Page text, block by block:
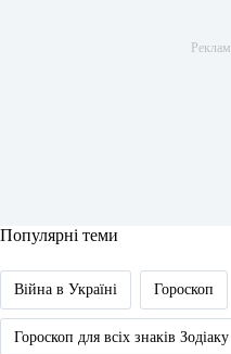
Популярні теми
Війна в Україні Гороскоп
Гороскоп для всіх знаків Зодіаку